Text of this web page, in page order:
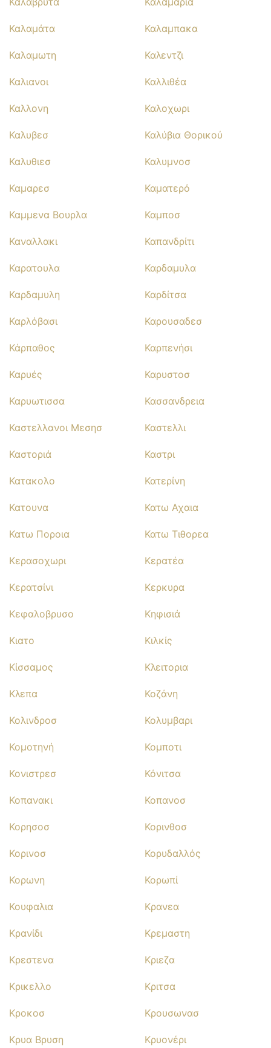
Καλαμάτα Καλαμπακα
Καλαμωτη Καλεντζι
Καλιανοι Καλλιθέα
Καλλονη Καλοχωρι
Καλυβεσ Καλύβια Θορικού
Καλυθιεσ Καλυμνοσ
Καμαρεσ Καματερό
Καμμενα Βουρλα Καμποσ
Καναλλακι Καπανδρίτι
Καρατουλα Καρδαμυλα
Καρδαμυλη Καρδίτσα
Καρλόβασι Καρουσαδεσ
Κάρπαθος Καρπενήσι
Καρυές Καρυστοσ
Καρυωτισσα Κασσανδρεια
Καστελλανοι Μεσησ Καστελλι
Καστοριά Καστρι
Κατακολο Κατερίνη
Κατουνα Κατω Αχαια
Κατω Ποροια Κατω Τιθορεα
Κερασοχωρι Κερατέα
Κερατσίνι Κερκυρα
Κεφαλοβρυσο Κηφισιά
Κιατο Κιλκίς
Κίσσαμος Κλειτορια
Κλεπα Κοζάνη
Κολινδροσ Κολυμβαρι
Κομοτηνή Κομποτι
Κονιστρεσ Κόνιτσα
Κοπανακι Κοπανοσ
Κορησοσ Κορινθοσ
Κορινοσ Κορυδαλλός
Κορωνη Κορωπί
Κουφαλια Κρανεα
Κρανίδι Κρεμαστη
Κρεστενα Κριεζα
Κρικελλο Κριτσα
Κροκοσ Κρουσωνασ
Κρυα Βρυση Κρυονέρι